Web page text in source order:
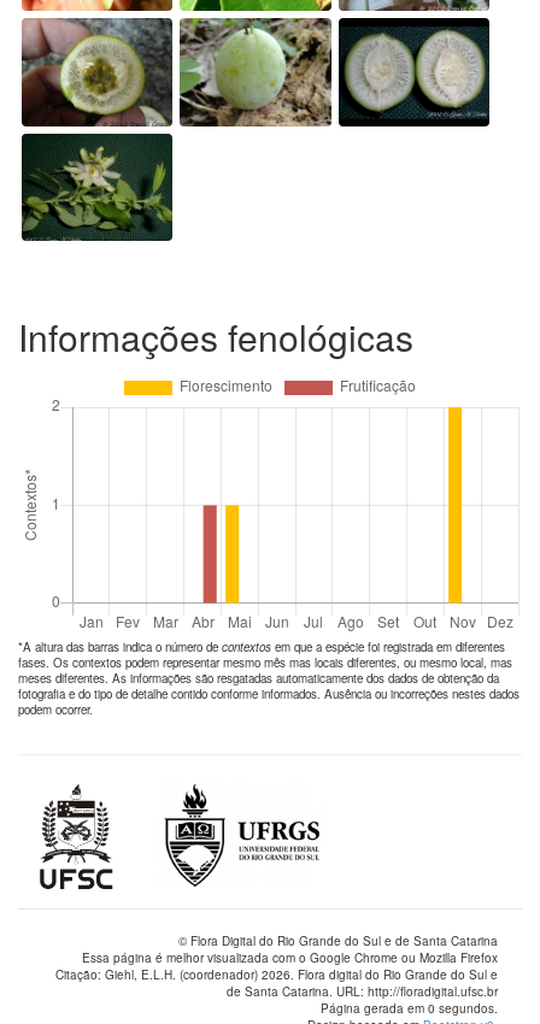
Informações fenológicas
*A altura das barras indica o número de contextos em que a espécie foi registrada em diferentes
fases. Os contextos podem representar mesmo mês mas locais diferentes, ou mesmo local, mas
meses diferentes. As informações são resgatadas automaticamente dos dados de obtenção da
fotografia e do tipo de detalhe contido conforme informados. Ausência ou incorreções nestes dados
podem ocorrer.
© Flora Digital do Rio Grande do Sul e de Santa Catarina
Essa página é melhor visualizada com o Google Chrome ou Mozilla Firefox
Citação: Giehl, E.L.H. (coordenador) 2026. Flora digital do Rio Grande do Sul e
de Santa Catarina. URL: http://floradigital.ufsc.br
Página gerada em 0 segundos.